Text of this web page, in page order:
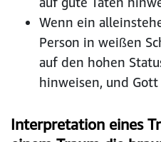
Wenn ein
Person in weißen
auf den hohen
hinweisen, und
Interpretation eines